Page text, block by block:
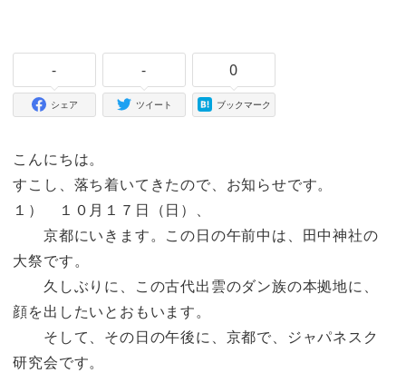
-
シェア
-
ツイート
0
ブックマーク
こんにちは。
すこし、落ち着いてきたので、お知らせです。
１） １０月１７日（日）、
京都にいきます。この日の午前中は、田中神社の
大祭です。
久しぶりに、この古代出雲のダン族の本拠地に、
顔を出したいとおもいます。
そして、その日の午後に、京都で、ジャパネスク
研究会です。